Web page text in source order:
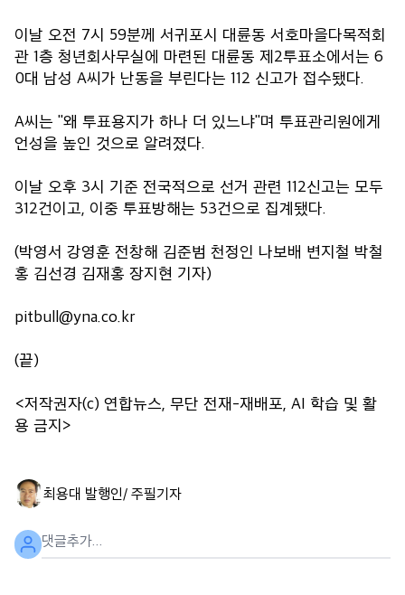
이날 오전 7시 59분께 서귀포시 대륜동 서호마을다목적회
관 1층 청년회사무실에 마련된 대륜동 제2투표소에서는 6
0대 남성 A씨가 난동을 부린다는 112 신고가 접수됐다.
A씨는 "왜 투표용지가 하나 더 있느냐"며 투표관리원에게
언성을 높인 것으로 알려졌다.
이날 오후 3시 기준 전국적으로 선거 관련 112신고는 모두
312건이고, 이중 투표방해는 53건으로 집계됐다.
(박영서 강영훈 전창해 김준범 천정인 나보배 변지철 박철
홍 김선경 김재홍 장지현 기자)
pitbull@yna.co.kr
(끝)
<저작권자(c) 연합뉴스, 무단 전재-재배포, AI 학습 및 활
용 금지>
최용대 발행인/ 주필기자